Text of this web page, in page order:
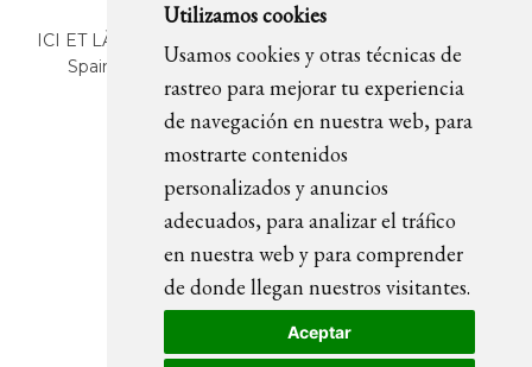
Utilizamos cookies
Usamos cookies y otras técnicas de
rastreo para mejorar tu experiencia
de navegación en nuestra web, para
mostrarte contenidos
personalizados y anuncios
adecuados, para analizar el tráfico
en nuestra web y para comprender
de donde llegan nuestros visitantes.
Aceptar
ICI ET LÀ | C/ Sant Pere Més Alt, 43 | 08003 Barcelona.
Spain | T. +34 93 268 78 43 | +34 630 82 09 89 |
info@icietla.com | Cookies
SÍGUENOS